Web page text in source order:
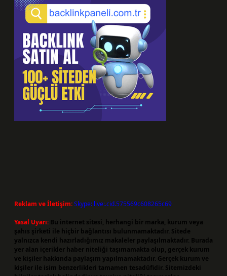
Reklam ve İletişim:Skype: live:.cid.575569c608265c69
Yasal Uyarı: Bu internet sitesi, herhangi bir marka, kurum veya
şahıs şirketi ile hiçbir bağlantısı bulunmamaktadır. Sitede
yalnızca kendi hazırladığımız makaleler paylaşılmaktadır. Burada
yer alan içerikler haber niteliği taşımamakta olup, gerçek kurum
ve kişiler hakkında paylaşım yapılmamaktadır. Gerçek kurum ve
kişiler ile isim benzerlikleri tamamen tesadüfidir. Sitemizdeki